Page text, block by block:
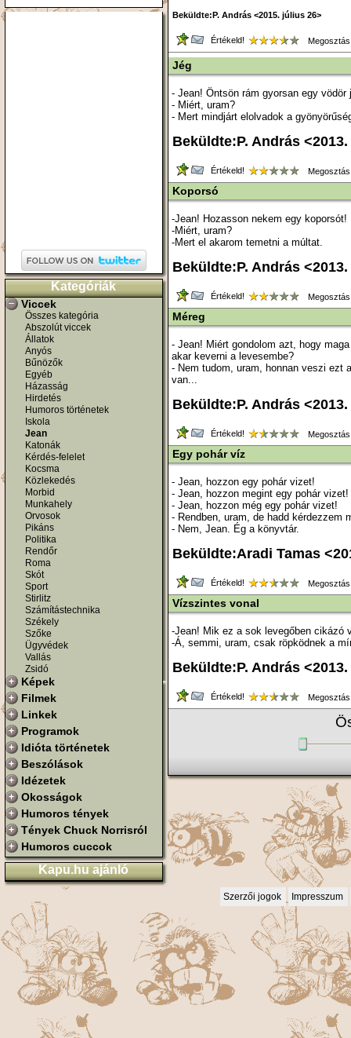
Kategóriák
Viccek
Összes kategória
Abszolút viccek
Állatok
Anyós
Bűnözők
Egyéb
Házasság
Hirdetés
Humoros történetek
Iskola
Jean
Katonák
Kérdés-felelet
Kocsma
Közlekedés
Morbid
Munkahely
Orvosok
Pikáns
Politika
Rendőr
Roma
Skót
Sport
Stirlitz
Számítástechnika
Székely
Szőke
Ügyvédek
Vallás
Zsidó
Képek
Filmek
Linkek
Programok
Idióta történetek
Beszólások
Idézetek
Okosságok
Humoros tények
Tények Chuck Norrisról
Humoros cuccok
Kapu.hu ajánló
Beküldte:P. András <2015. július 26>
Értékeld!
Jég
- Jean! Öntsön rám gyorsan egy vödör
- Miért, uram?
- Mert mindjárt elolvadok a
Beküldte:P. András
Értékeld!
Koporsó
-Jean! Hozasson nekem egy koporsót!
-Miért, uram?
-Mert el akarom temetni a múltat.
Beküldte:P. András
Értékeld!
Méreg
- Jean! Miért gondolom azt, hogy
akar keverni a levesembe?
- Nem tudom, uram, honnan veszi ezt
van...
Beküldte:P. András
Értékeld!
Egy pohár víz
- Jean, hozzon egy pohár vizet!
- Jean, hozzon megint egy pohár vizet!
- Jean, hozzon még egy pohár vizet!
- Rendben, uram, de hadd kérdezzem
- Nem, Jean. Ég a könyvtár.
Beküldte:Aradi Tamas
Értékeld!
Vízszintes vonal
-Jean! Mik ez a sok levegőben cikázó
-Á, semmi, uram, csak röpködnek a
Beküldte:P. András
Értékeld!
Szerzői jogok Impresszum